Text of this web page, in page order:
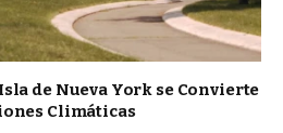
de Nueva York se Convierte
Climáticas